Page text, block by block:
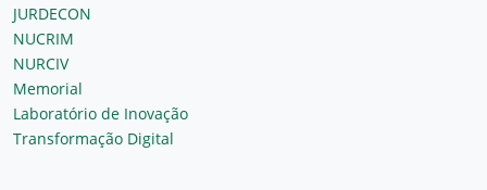
JURDECON
NUCRIM
NURCIV
Memorial
Laboratório de Inovação
Transformação Digital